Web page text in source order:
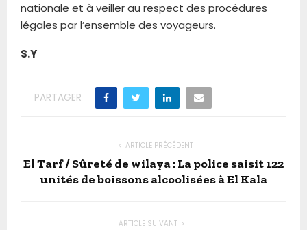
nationale et à veiller au respect des procédures
légales par l’ensemble des voyageurs.
S.Y
PARTAGER
ARTICLE PRÉCÉDENT
El Tarf / Sûreté de wilaya : La police saisit 122
unités de boissons alcoolisées à El Kala
ARTICLE SUIVANT